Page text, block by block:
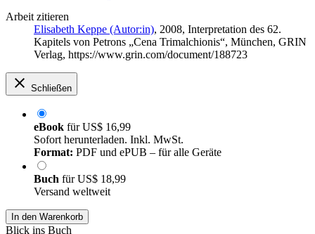
Arbeit zitieren
Elisabeth Keppe (Autor:in), 2008, Interpretation des 62.
Kapitels von Petrons „Cena Trimalchionis“, München, GRIN
Verlag, https://www.grin.com/document/188723
Schließen
eBook fürUS$ 16,99
Sofort herunterladen. Inkl. MwSt.
Format: PDF und ePUB – für alle Geräte
Buch fürUS$ 18,99
Versand weltweit
In den Warenkorb
Blick ins Buch